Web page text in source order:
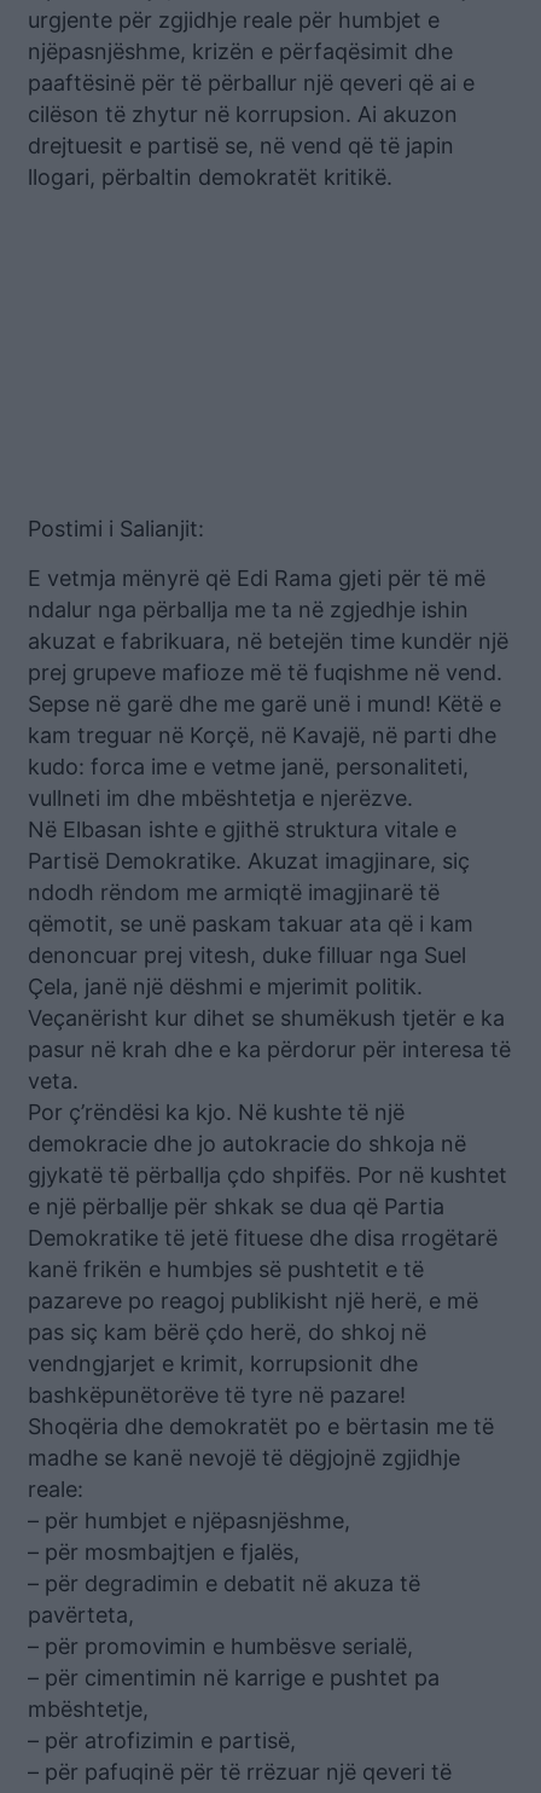
urgjente për zgjidhje reale për humbjet e
njëpasnjëshme, krizën e përfaqësimit dhe
paaftësinë për të përballur një qeveri që ai e
cilëson të zhytur në korrupsion. Ai akuzon
drejtuesit e partisë se, në vend që të japin
llogari, përbaltin demokratët kritikë.
Postimi i Salianjit:
E vetmja mënyrë që Edi Rama gjeti për të më
ndalur nga përballja me ta në zgjedhje ishin
akuzat e fabrikuara, në betejën time kundër një
prej grupeve mafioze më të fuqishme në vend.
Sepse në garë dhe me garë unë i mund! Këtë e
kam treguar në Korçë, në Kavajë, në parti dhe
kudo: forca ime e vetme janë, personaliteti,
vullneti im dhe mbështetja e njerëzve.
Në Elbasan ishte e gjithë struktura vitale e
Partisë Demokratike. Akuzat imagjinare, siç
ndodh rëndom me armiqtë imagjinarë të
qëmotit, se unë paskam takuar ata që i kam
denoncuar prej vitesh, duke filluar nga Suel
Çela, janë një dëshmi e mjerimit politik.
Veçanërisht kur dihet se shumëkush tjetër e ka
pasur në krah dhe e ka përdorur për interesa të
veta.
Por ç’rëndësi ka kjo. Në kushte të një
demokracie dhe jo autokracie do shkoja në
gjykatë të përballja çdo shpifës. Por në kushtet
e një përballje për shkak se dua që Partia
Demokratike të jetë fituese dhe disa rrogëtarë
kanë frikën e humbjes së pushtetit e të
pazareve po reagoj publikisht një herë, e më
pas siç kam bërë çdo herë, do shkoj në
vendngjarjet e krimit, korrupsionit dhe
bashkëpunëtorëve të tyre në pazare!
Shoqëria dhe demokratët po e bërtasin me të
madhe se kanë nevojë të dëgjojnë zgjidhje
reale:
– për humbjet e njëpasnjëshme,
– për mosmbajtjen e fjalës,
– për degradimin e debatit në akuza të
pavërteta,
– për promovimin e humbësve serialë,
– për cimentimin në karrige e pushtet pa
mbështetje,
– për atrofizimin e partisë,
– për pafuqinë për të rrëzuar një qeveri të